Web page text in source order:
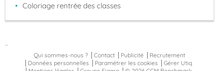
Coloriage rentrée des classes
Qui sommes-nous ?
Contact Publicité
Recrutement
Données personnelles
Paramétrer les cookies
Gérer Utiq